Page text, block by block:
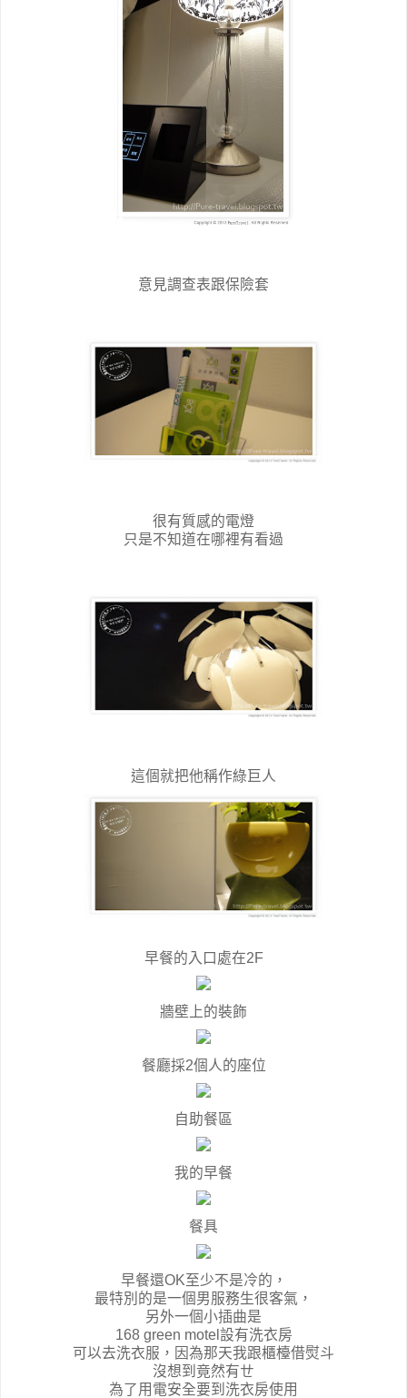
意見調查表跟保險套
很有質感的電燈
只是不知道在哪裡有看過
這個就把他稱作綠巨人
早餐的入口處在2F
牆壁上的裝飾
餐廳採2個人的座位
自助餐區
我的早餐
餐具
早餐還OK至少不是冷的，
最特別的是一個男服務生很客氣，
另外一個小插曲是
168 green motel設有洗衣房
可以去洗衣服，因為那天我跟櫃檯借熨斗
沒想到竟然有ㄝ
為了用電安全要到洗衣房使用